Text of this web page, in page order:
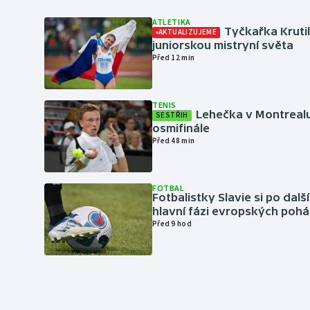
ATLETIKA
AKTUALIZUJEME
Tyčkařka
juniorskou mistryní světa
Před 12 min
TENIS
SESTŘIH
Lehečka v
osmifinále
Před 48 min
FOTBAL
Fotbalistky Slavie si po
hlavní fázi evropských
Před 9 hod